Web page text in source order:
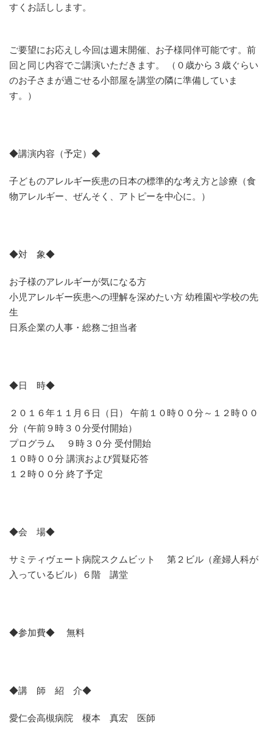
すくお話しします。
ご要望にお応えし今回は週末開催、お子様同伴可能です。前
回と同じ内容でご講演いただきます。 （０歳から３歳ぐらい
のお子さまが過ごせる小部屋を講堂の隣に準備していま
す。）
◆講演内容（予定）◆
子どものアレルギー疾患の日本の標準的な考え方と診療（食
物アレルギー、ぜんそく、アトピーを中心に。）
◆対 象◆
お子様のアレルギーが気になる方
小児アレルギー疾患への理解を深めたい方 幼稚園や学校の先
生
日系企業の人事・総務ご担当者
◆日 時◆
２０１６年１１月６日（日） 午前１０時００分～１２時００
分（午前９時３０分受付開始）
プログラム ９時３０分 受付開始
１０時００分 講演および質疑応答
１２時００分 終了予定
◆会 場◆
サミティヴェート病院スクムビット 第２ビル（産婦人科が
入っているビル）６階 講堂
◆参加費◆ 無料
◆講 師 紹 介◆
愛仁会高槻病院 榎本 真宏 医師